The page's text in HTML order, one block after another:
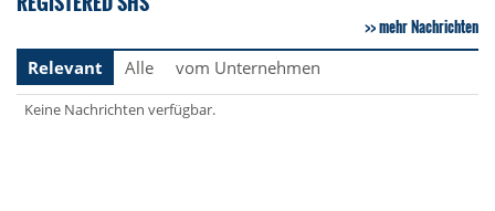
mehr Nachrichten
Relevant
Alle vom Unternehmen
Keine Nachrichten verfügbar.